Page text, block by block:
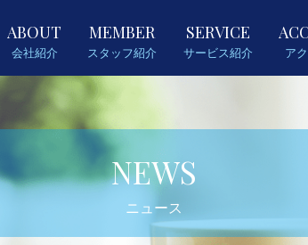
ABOUT
会社紹介
MEMBER
スタッフ紹介
SERVICE
サービス紹介 ア
NEWS
ニュース